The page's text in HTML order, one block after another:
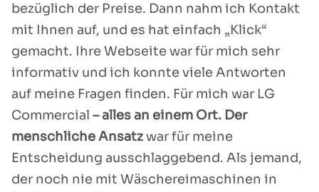
bezüglich der Preise. Dann nahm ich Kontakt
mit Ihnen auf, und es hat einfach „Klick“
gemacht. Ihre Webseite war für mich sehr
informativ und ich konnte viele Antworten
auf meine Fragen finden. Für mich war LG
Commercial – alles an einem Ort. Der
menschliche Ansatzwar für meine
Entscheidung ausschlaggebend. Als jemand,
der noch nie mit Wäschereimaschinen in